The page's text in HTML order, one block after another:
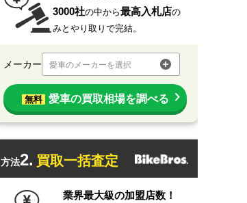
3000社の中から最高入札店の
みとやり取りで完結。
メーカー 愛車のメーカーを選択
無料 愛車の買取相場を調べる
方法2. 買取一括査定
業界最大級の加盟店数！